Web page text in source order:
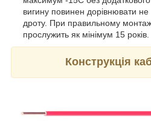
вигину повинен дорівнювати
дроту. При правильному монтажі
прослужить як мінімум 15 років.
Конструкція